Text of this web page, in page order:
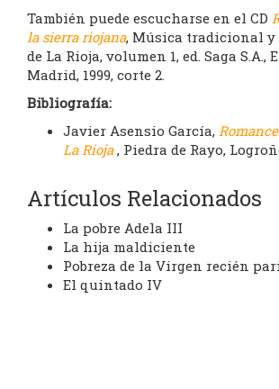
También puede escucharse en el CD
la sierra riojana, Música tradicional
de La Rioja, volumen 1, ed. Saga S.A.,
Madrid, 1999, corte 2.
Bibliografía:
Javier Asensio García,
La Rioja, Piedra de Rayo,
Artículos Relacionados
La pobre Adela III
La hija maldiciente
Pobreza de la Virgen recién
El quintado IV